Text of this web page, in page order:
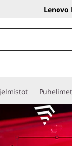
Lenovo
Puhelimet